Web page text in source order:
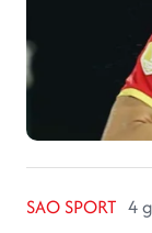
SAO SPORT 4